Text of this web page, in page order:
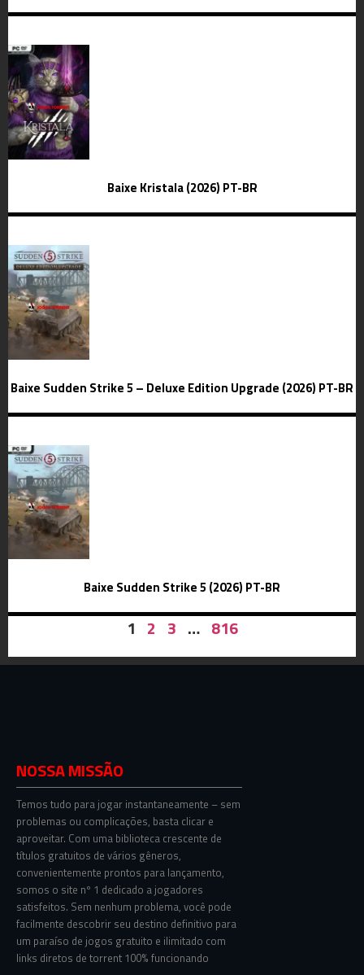
Baixe Kristala (2026) PT-BR
Baixe Sudden Strike 5 – Deluxe Edition Upgrade (2026) PT-BR
Baixe Sudden Strike 5 (2026) PT-BR
1 2 3 … 816
NOSSA MISSÃO
Temos tudo para jogar instantaneamente – sem
problemas ou complicações, basta clicar e
aproveitar. Com uma biblioteca crescente de
títulos gratuitos de vários gêneros,
convenientemente prontos para lançamento,
somos o site nº 1 dedicado a jogadores
satisfeitos. Sem nenhum problema, você pode
facilmente descobrir seu destino definitivo para
um paraíso de jogos gratuito e ilimitado com
links diretos de torrent 100% funcionando